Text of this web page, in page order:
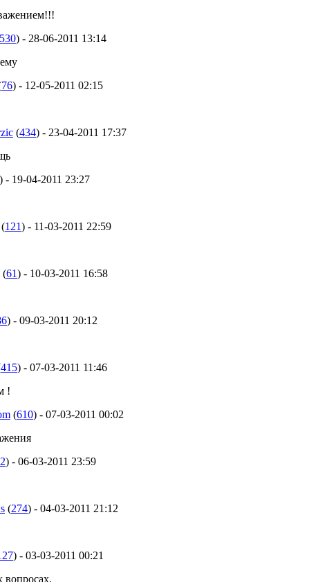
530) - 28-06-2011 13:14
76) - 12-05-2011 02:15
(434) - 23-04-2011 17:37
) - 19-04-2011 23:27
(121) - 11-03-2011 22:59
(61) - 10-03-2011 16:58
) - 09-03-2011 20:12
415) - 07-03-2011 11:46
!
(610) - 07-03-2011 00:02
) - 06-03-2011 23:59
(274) - 04-03-2011 21:12
) - 03-03-2011 00:21
вопросах.